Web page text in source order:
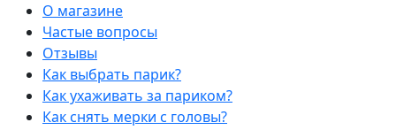
О магазине
Частые вопросы
Отзывы
Как выбрать парик?
Как ухаживать за париком?
Как снять мерки с головы?